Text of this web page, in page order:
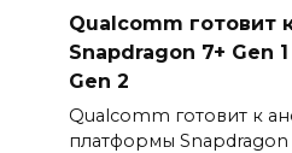
Qualcomm готовит
Snapdragon 7+ Gen
Gen 2
Qualcomm готовит к
платформы Snapdragon